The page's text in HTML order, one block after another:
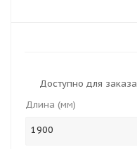
Доступно для заказа
Длина (мм)
1900